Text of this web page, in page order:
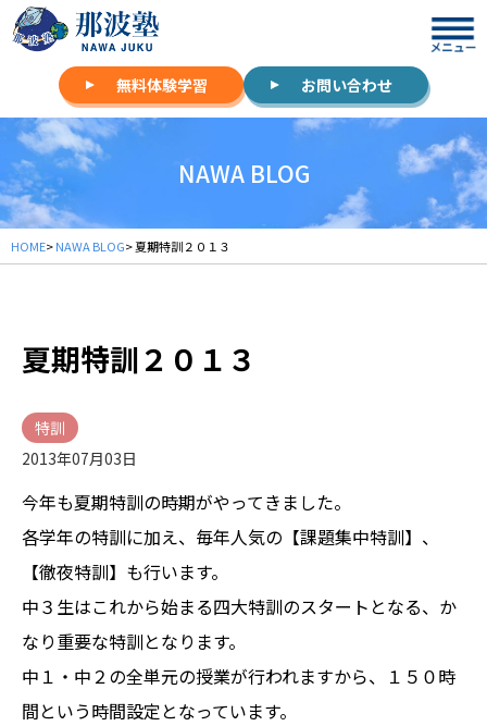
無料体験学習 お問い合わせ
NAWA BLOG
HOME>NAWA BLOG> 夏期特訓２０１３
夏期特訓２０１３
特訓
2013年07月03日
今年も夏期特訓の時期がやってきました。
各学年の特訓に加え、毎年人気の【課題集中特訓】、
【徹夜特訓】も行います。
中３生はこれから始まる四大特訓のスタートとなる、か
なり重要な特訓となります。
中１・中２の全単元の授業が行われますから、１５０時
間という時間設定となっています。